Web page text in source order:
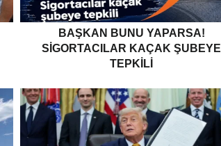
BAŞKAN BUNU YAPARSA!
SIGORTACILAR KAÇAK ŞUBEYE
TEPKILI